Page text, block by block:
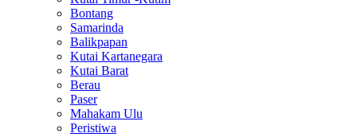
Bontang
Samarinda
Balikpapan
Kutai Kartanegara
Kutai Barat
Berau
Paser
Mahakam Ulu
Peristiwa